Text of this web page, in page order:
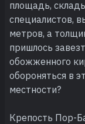
площадь,
специалистов,
метров, а
пришлось
обожженного
обороняться в
местности?
Крепость Пор-